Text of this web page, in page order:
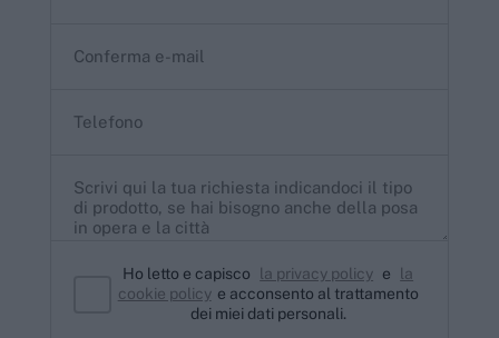
Ho letto e capisco la privacy policy e
la
cookie policy e acconsento al trattamento
dei miei dati personali.